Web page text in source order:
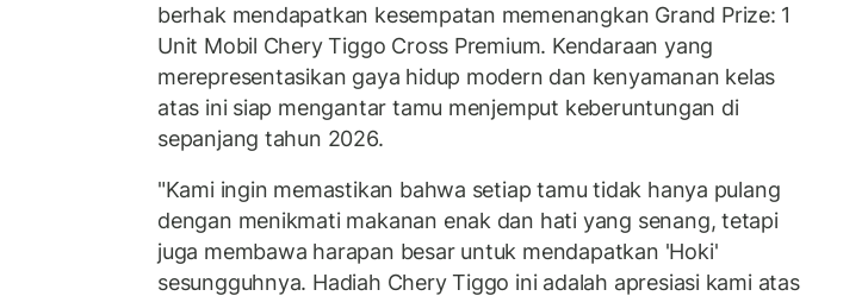
berhak mendapatkan kesempatan memenangkan Grand Prize: 1
Unit Mobil Chery Tiggo Cross Premium. Kendaraan yang
merepresentasikan gaya hidup modern dan kenyamanan kelas
atas ini siap mengantar tamu menjemput keberuntungan di
sepanjang tahun 2026.
​⁠"Kami ingin memastikan bahwa setiap tamu tidak hanya pulang
dengan menikmati makanan enak dan hati yang senang, tetapi
juga membawa harapan besar untuk mendapatkan 'Hoki'
sesungguhnya. Hadiah Chery Tiggo ini adalah apresiasi kami atas